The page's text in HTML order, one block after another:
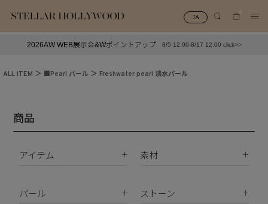
JA
0
#スタッフイチ押し（通勤パールアクセ） ＃写真映えアクセ
2026AW WEB展示会&Wポイントアップ 8/5 12:00-8/17 12:00 click>>
ALL ITEM ■Pearl パール Freshwater pearl 淡水パール
商品
アイテム
イヤリング
素材
K10
パール ストーン